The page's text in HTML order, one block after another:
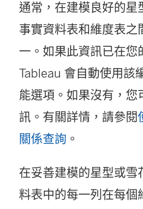
通常，在建模良好的星
事實資料表和維度表之
一。如果此資訊已在您
Tableau 會自動使用該
能選項。如果沒有，您
訊。有關詳情，請參閱
關係查詢 。
在妥善建模的星型或雪
料表中的每一列在每個